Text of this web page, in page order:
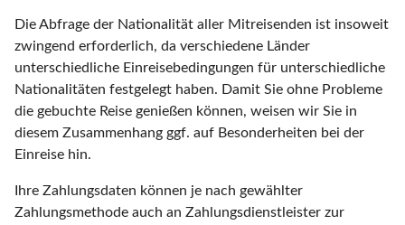
Die Abfrage der Nationalität aller Mitreisenden ist insoweit
zwingend erforderlich, da verschiedene Länder
unterschiedliche Einreisebedingungen für unterschiedliche
Nationalitäten festgelegt haben. Damit Sie ohne Probleme
die gebuchte Reise genießen können, weisen wir Sie in
diesem Zusammenhang ggf. auf Besonderheiten bei der
Einreise hin.
Ihre Zahlungsdaten können je nach gewählter
Zahlungsmethode auch an Zahlungsdienstleister zur